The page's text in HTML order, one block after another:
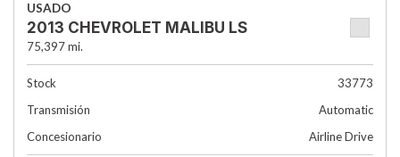
USADO
2013 CHEVROLET MALIBU LS
75,397 mi.
Stock
33773
Transmisión
Automatic
Concesionario
Airline Drive